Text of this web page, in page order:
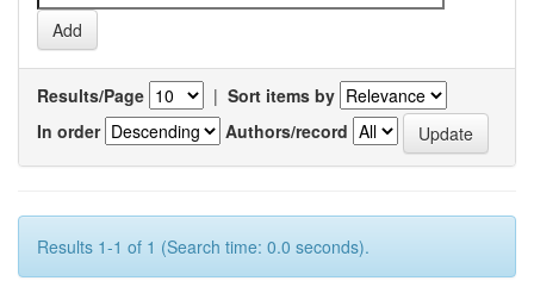
Results/Page | Sort items by
In order
Authors/record
Results 1-1 of 1 (Search time: 0.0 seconds).